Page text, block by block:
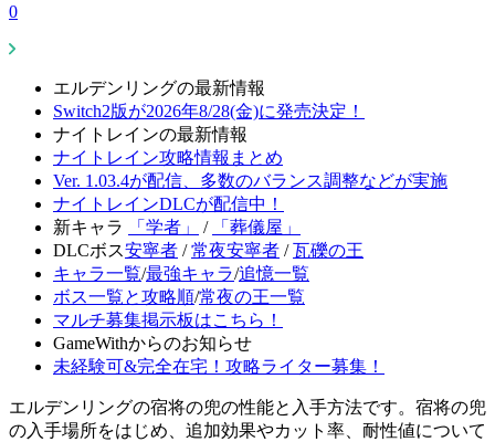
0
エルデンリングの最新情報
Switch2版が2026年8/28(金)に発売決定！
ナイトレインの最新情報
ナイトレイン攻略情報まとめ
Ver. 1.03.4が配信、多数のバランス調整などが実施
ナイトレインDLCが配信中！
新キャラ
「学者」 /
「葬儀屋」
DLCボス安寧者 /常夜安寧者 /瓦礫の王
キャラ一覧/最強キャラ/追憶一覧
ボス一覧と攻略順/常夜の王一覧
マルチ募集掲示板はこちら！
GameWithからのお知らせ
未経験可&完全在宅！攻略ライター募集！
エルデンリングの宿将の兜の性能と入手方法です。宿将の兜
の入手場所をはじめ、追加効果やカット率、耐性値について